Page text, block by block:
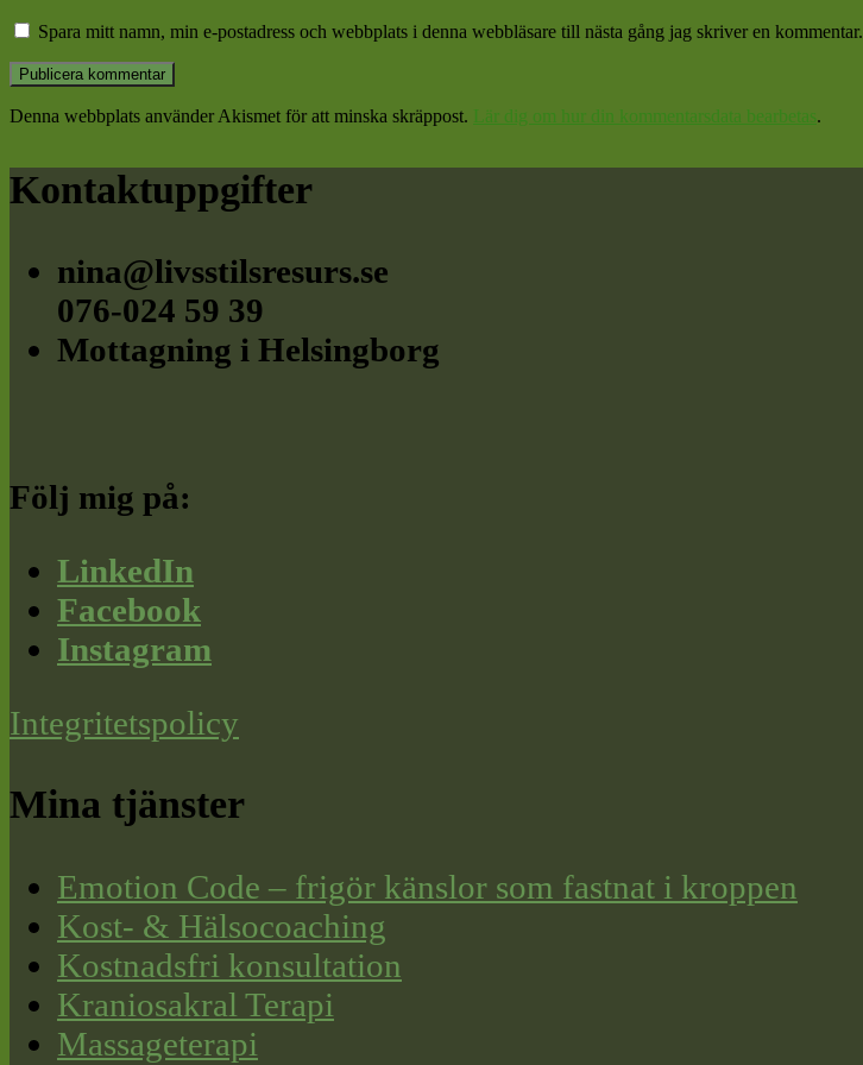
Spara mitt namn, min e-postadress och webbplats i denna webbläsare till nästa gång jag skriver en kommentar.
Denna webbplats använder Akismet för att minska skräppost. Lär dig om hur din kommentarsdata bearbetas.
Footer
Kontaktuppgifter
nina@livsstilsresurs.se
076-024 59 39
Mottagning i Helsingborg
Följ mig på:
LinkedIn
Facebook
Instagram
Integritetspolicy
Mina tjänster
Emotion Code – frigör känslor som fastnat i kroppen
Kost- & Hälsocoaching
Kostnadsfri konsultation
Kraniosakral Terapi
Massageterapi